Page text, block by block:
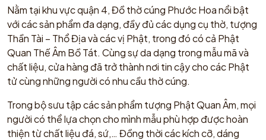
Nằm tại khu vực quận 4, Đồ thờ cúng Phước Hoa nổi bật
với các sản phẩm đa dạng, đầy đủ các dụng cụ thờ, tượng
Thần Tài – Thổ Địa và các vị Phật, trong đó có cả Phật
Quan Thế Âm Bồ Tát. Cùng sự da dạng trong mẫu mã và
chất liệu, cửa hàng đã trở thành nơi tin cậy cho các Phật
tử cùng những người có nhu cầu thờ cúng.
Trong bộ sưu tập các sản phẩm tượng Phật Quan Âm, mọi
người có thể lựa chọn cho mình mẫu phù hợp được hoàn
thiện từ chất liệu đá, sứ,… Đồng thời các kích cỡ, dáng